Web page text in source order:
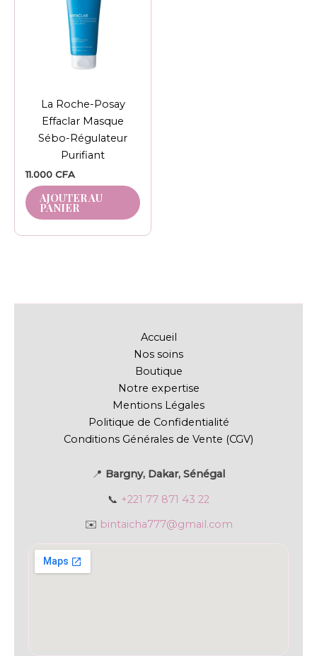
La Roche-Posay
Effaclar Masque
Sébo-Régulateur
Purifiant
11.000 CFA
AJOUTER AU
PANIER
Accueil
Nos soins
Boutique
Notre expertise
Mentions Légales
Politique de Confidentialité
Conditions Générales de Vente (CGV)
📍 Bargny, Dakar, Sénégal
📞 +221 77 871 43 22
✉️ bintaicha777@gmail.com